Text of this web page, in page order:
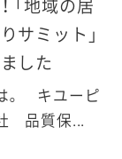
「地域の居
サミット」
した
。 キユーピ
品質保...